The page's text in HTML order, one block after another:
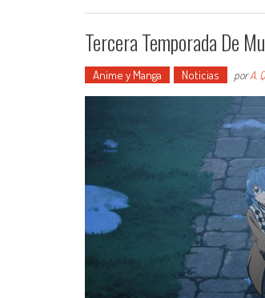
Tercera Temporada De
Anime y Manga Noticias porA.